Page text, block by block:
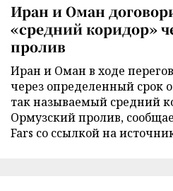
Иран и Оман
«средний коридор»
пролив
Иран и Оман в ходе
через определенный срок
так называемый средний
Ормузский пролив,
Fars со ссылкой на